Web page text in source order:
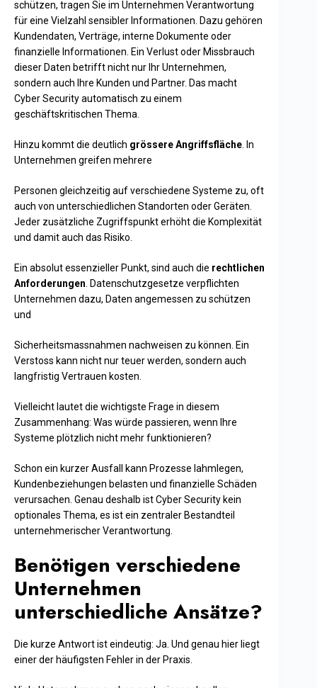
schützen, tragen Sie im Unternehmen Verantwortung
für eine Vielzahl sensibler Informationen. Dazu gehören
Kundendaten, Verträge, interne Dokumente oder
finanzielle Informationen. Ein Verlust oder Missbrauch
dieser Daten betrifft nicht nur Ihr Unternehmen,
sondern auch Ihre Kunden und Partner. Das macht
Cyber Security automatisch zu einem
geschäftskritischen Thema.
Hinzu kommt die deutlich grössere Angriffsfläche . In
Unternehmen greifen mehrere
Personen gleichzeitig auf verschiedene Systeme zu, oft
auch von unterschiedlichen Standorten oder Geräten.
Jeder zusätzliche Zugriffspunkt erhöht die Komplexität
und damit auch das Risiko.
Ein absolut essenzieller Punkt, sind auch die rechtlichen
Anforderungen . Datenschutzgesetze verpflichten
Unternehmen dazu, Daten angemessen zu schützen
und
Sicherheitsmassnahmen nachweisen zu können. Ein
Verstoss kann nicht nur teuer werden, sondern auch
langfristig Vertrauen kosten.
Vielleicht lautet die wichtigste Frage in diesem
Zusammenhang: Was würde passieren, wenn Ihre
Systeme plötzlich nicht mehr funktionieren?
Schon ein kurzer Ausfall kann Prozesse lahmlegen,
Kundenbeziehungen belasten und finanzielle Schäden
verursachen. Genau deshalb ist Cyber Security kein
optionales Thema, es ist ein zentraler Bestandteil
unternehmerischer Verantwortung.
Benötigen verschiedene
Unternehmen
unterschiedliche Ansätze?
Die kurze Antwort ist eindeutig: Ja. Und genau hier liegt
einer der häufigsten Fehler in der Praxis.